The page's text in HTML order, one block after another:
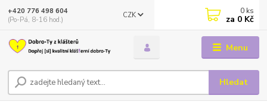
Menu
CZK
Hledat
+420 776 498 604
(Po-Pá, 8-16 hod.)
0 ks
za 0 Kč